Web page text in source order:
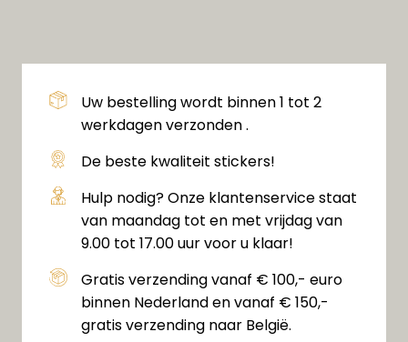
Uw bestelling wordt binnen 1 tot 2
werkdagen verzonden .
De beste kwaliteit stickers!
Hulp nodig? Onze klantenservice staat
van maandag tot en met vrijdag van
9.00 tot 17.00 uur voor u klaar!
Gratis verzending vanaf € 100,- euro
binnen Nederland en vanaf € 150,-
gratis verzending naar België.